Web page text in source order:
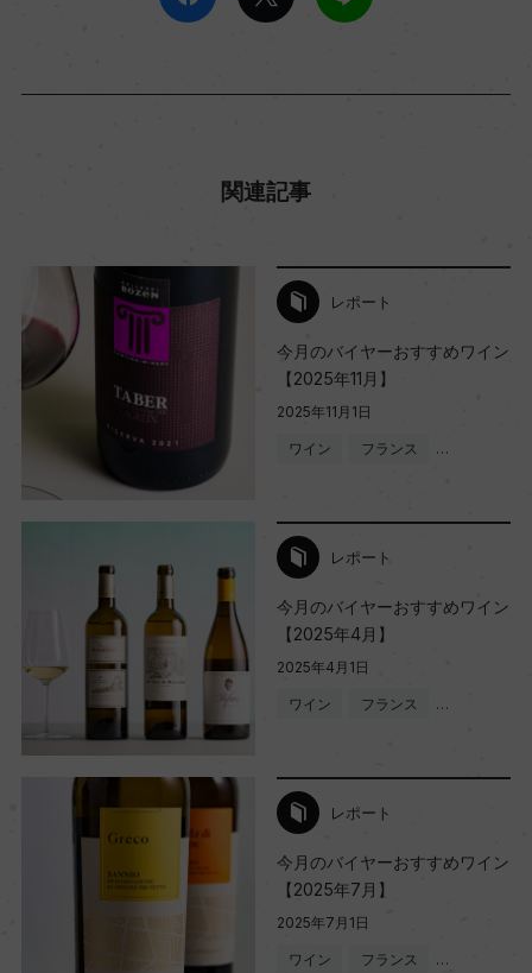
関連記事
レポート
今月のバイヤーおすすめワイン
【2025年11月】
2025年11月1日
ワイン フランス …
レポート
今月のバイヤーおすすめワイン
【2025年4月】
2025年4月1日
ワイン フランス …
レポート
今月のバイヤーおすすめワイン
【2025年7月】
2025年7月1日
ワイン フランス …